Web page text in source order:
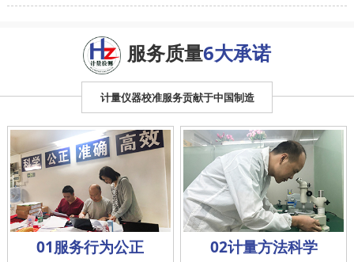
服务质量6大承诺
计量仪器校准服务贡献于中国制造
01服务行为公正 02计量方法科学